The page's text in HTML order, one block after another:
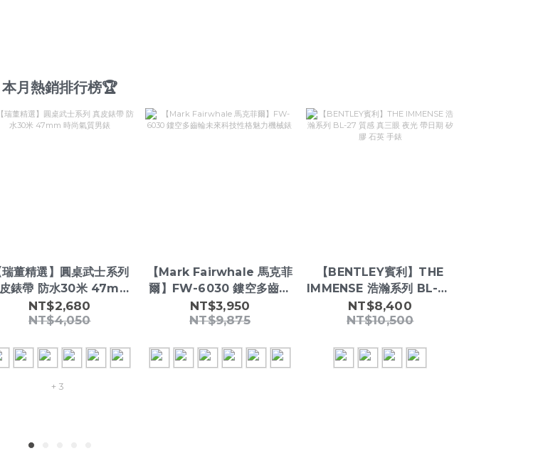
本月熱銷排行榜🏆
瑞董精選】圓桌武士系列
防水30米 47mm
時尚氣質男錶
NT$2,680
NT$4,050
+ 3
【Mark Fairwhale 馬克菲
爾】FW-6030 鏤空多齒輪
未來科技性格魅力機械錶
NT$3,950
NT$9,875
【BENTLEY賓利】THE
IMMENSE 浩瀚系列 BL-27
質感 真三眼 夜光 帶日期 矽
膠 石英 手錶
NT$8,400
NT$10,500